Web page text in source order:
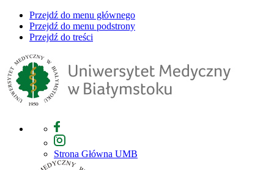
Przejdź do menu głównego
Przejdź do menu podstrony
Przejdź do treści
Strona Główna UMB